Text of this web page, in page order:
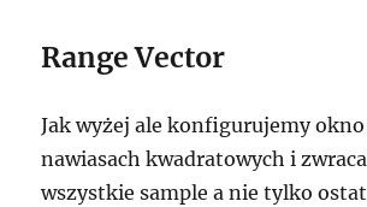
Range Vector
Jak wyżej ale konfigurujemy
nawiasach kwadratowych i
wszystkie sample a nie tylko